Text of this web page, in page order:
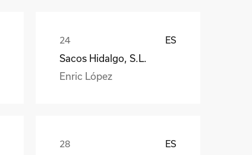
ES
Sacos Hidalgo, S.L.
Enric López
ES